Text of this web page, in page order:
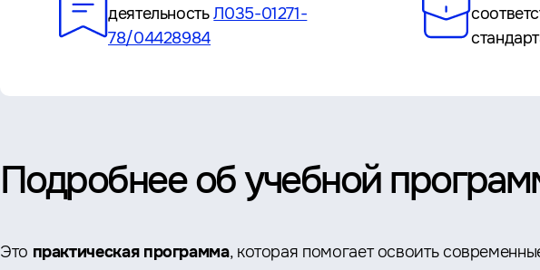
деятельностьЛ035-01271-
78/04428984
Подробнее об учебной
Это практическая программа, которая помогает освоить